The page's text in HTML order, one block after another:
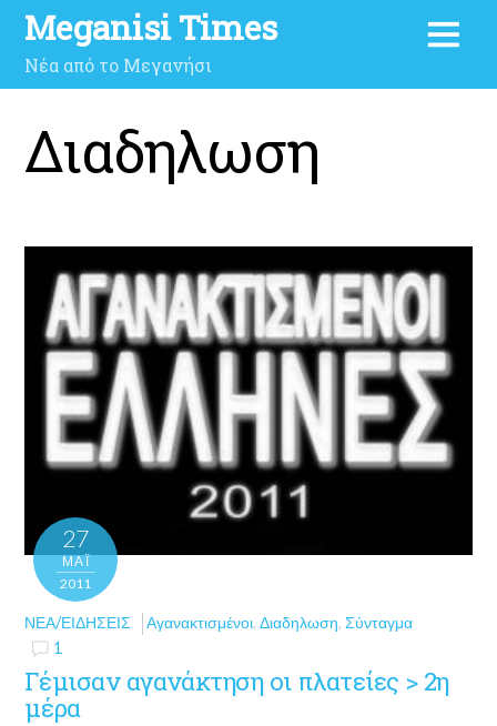
Meganisi Times
Νέα από το Μεγανήσι
Διαδηλωση
27
ΜΑΪ́
2011
ΝΈΑ/ΕΙΔΉΣΕΙΣ Αγανακτισμένοι,Διαδηλωση,Σύνταγμα
1
Γέμισαν αγανάκτηση οι πλατείες > 2η
μέρα